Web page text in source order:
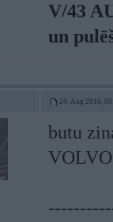
V/43
un
24. Aug 2016,
butu
VOLVO